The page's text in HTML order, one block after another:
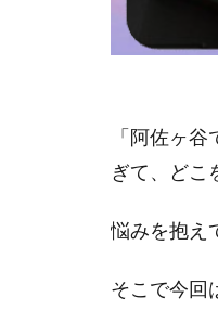
「阿佐ヶ
ぎて、どこ
悩みを抱え
そこで今回